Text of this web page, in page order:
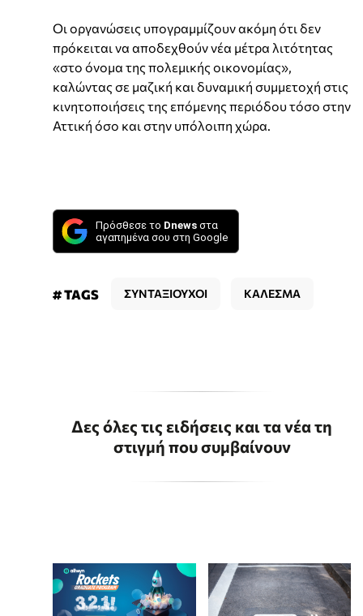
Οι οργανώσεις υπογραμμίζουν ακόμη ότι δεν
πρόκειται να αποδεχθούν νέα μέτρα λιτότητας
«στο όνομα της πολεμικής οικονομίας»,
καλώντας σε μαζική και δυναμική συμμετοχή στις
κινητοποιήσεις της επόμενης περιόδου τόσο στην
Αττική όσο και στην υπόλοιπη χώρα.
Πρόσθεσε το Dnews στα
αγαπημένα σου στη Google
# TAGS ΣΥΝΤΑΞΙΟΥΧΟΙ ΚΑΛΕΣΜΑ
Δες όλες τις ειδήσεις και τα νέα τη
στιγμή που συμβαίνουν